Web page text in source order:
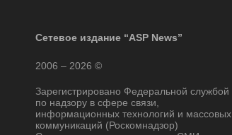
Сетевое издание “ASP News”
2006 – 2026 ©
Зарегистрировано Федеральной службой
по надзору в сфере связи,
информационных технологий и массовых
коммуникаций (Роскомнадзор)